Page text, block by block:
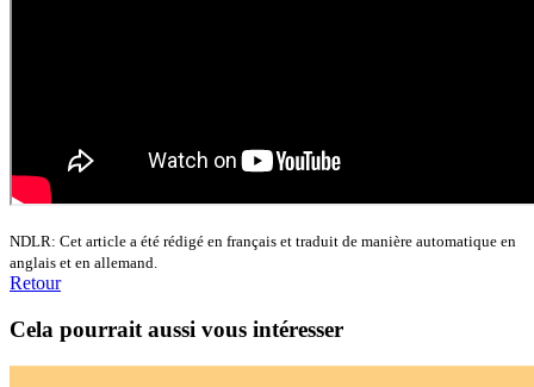
NDLR: Cet article a été rédigé en français et traduit de manière automatique en
anglais et en allemand.
Retour
Cela pourrait aussi vous intéresser